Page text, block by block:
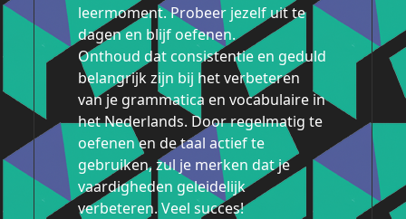
leermoment. Probeer jezelf uit te
dagen en blijf oefenen.
Onthoud dat consistentie en geduld
belangrijk zijn bij het verbeteren
van je grammatica en vocabulaire in
het Nederlands. Door regelmatig te
oefenen en de taal actief te
gebruiken, zul je merken dat je
vaardigheden geleidelijk
verbeteren. Veel succes!